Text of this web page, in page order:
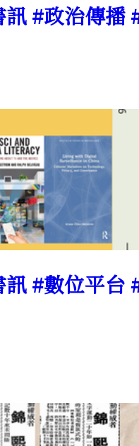
#政治傳播
#數位平台